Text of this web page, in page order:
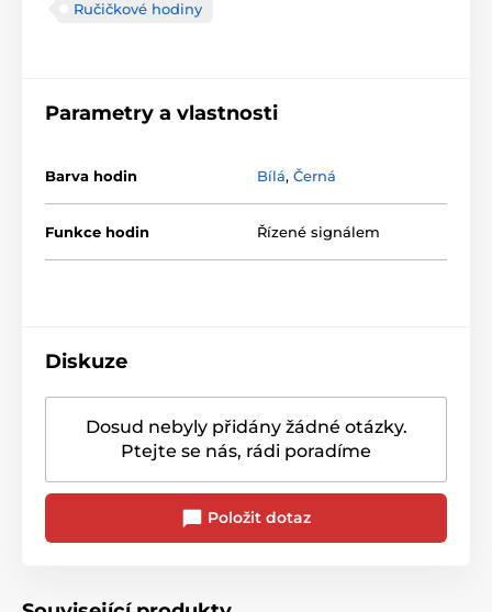
Ručičkové hodiny
Parametry a vlastnosti
Barva hodin Bílá, Černá
Funkce hodin Řízené signálem
Diskuze
Dosud nebyly přidány žádné otázky.
Ptejte se nás, rádi poradíme
Položit dotaz